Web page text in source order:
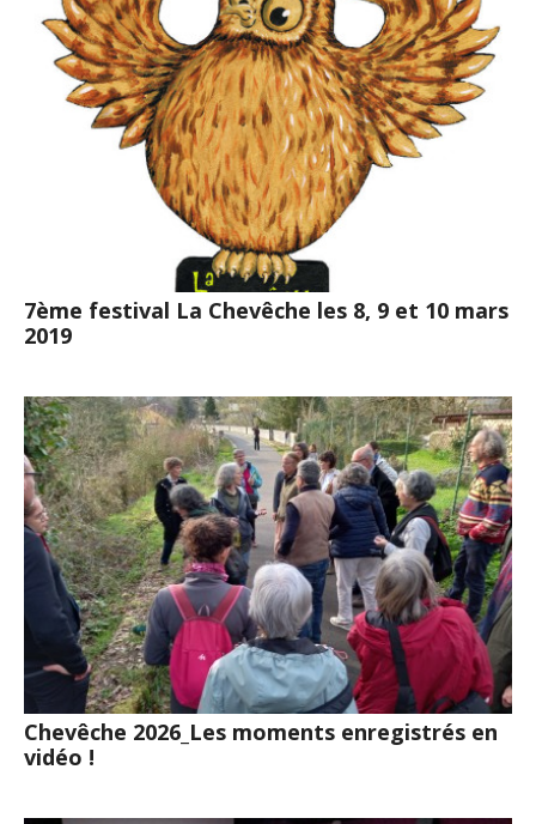
7ème festival La Chevêche les 8, 9 et 10 mars
2019
Chevêche 2026_Les moments enregistrés en
vidéo !